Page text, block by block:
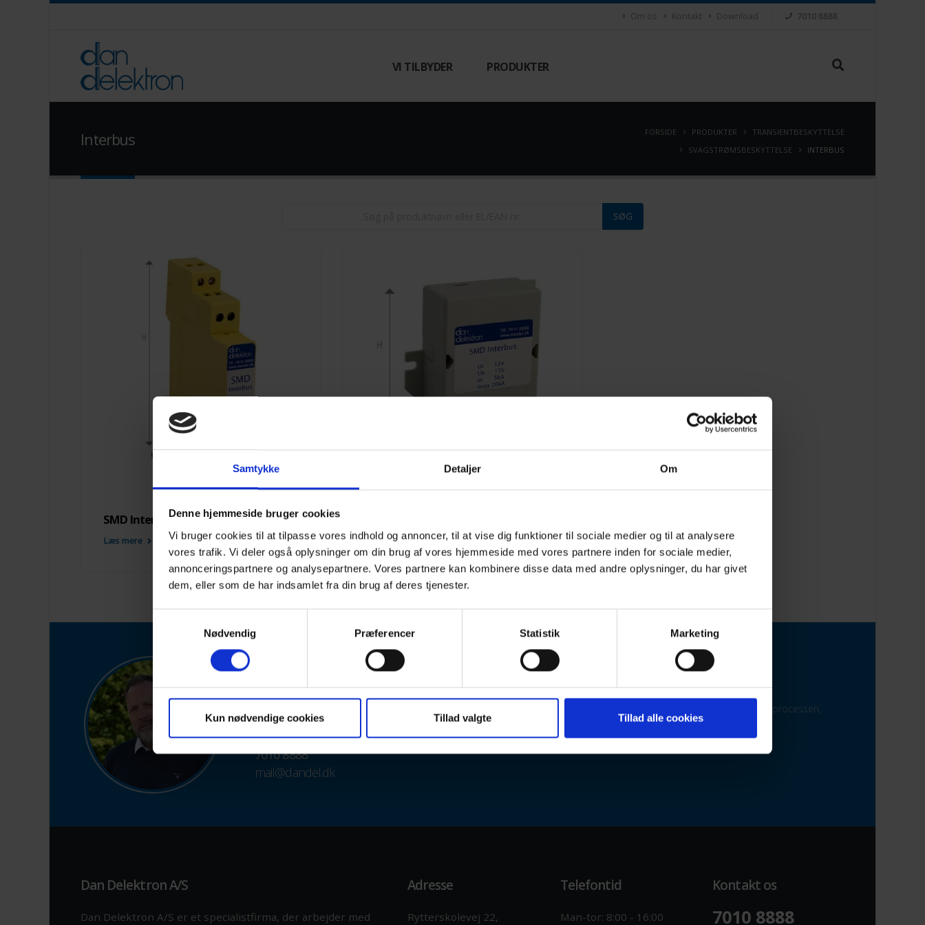
Samtykke Detaljer Om
Denne hjemmeside bruger cookies
Vi bruger cookies til at tilpasse vores indhold og annoncer, til at vise dig funktioner til sociale medier og til at analysere
vores trafik. Vi deler også oplysninger om din brug af vores hjemmeside med vores partnere inden for sociale medier,
annonceringspartnere og analysepartnere. Vores partnere kan kombinere disse data med andre oplysninger, du har givet
dem, eller som de har indsamlet fra din brug af deres tjenester.
Nødvendig
Præferencer Statistik Marketing
Kun nødvendige cookies Tillad valgte Tillad alle cookies
Om os Kontakt Download 7010 8888
VI TILBYDER PRODUKTER
Interbus FORSIDE PRODUKTER
TRANSIENTBESKYTTELSE
SVAGSTRØMSBESKYTTELSE
INTERBUS
SØG
SMD Interbus DIN
Læs mere Læs mere
udfordring
Vi leverer rådgivning, montage, konsulentydelser, projektløsninger samt eftersyn og vedligehold over hele landet.
Har du en opgave, et udbud, spørgsmål, søger projekteringsbistand så kontakt os. Uanset hvornår vi kommer med i processen,
så er vi på løsningsholdet.
7010 8888
mail@dandel.dk
Dan Delektron A/S
Dan Delektron A/S er et specialistfirma, der arbejder med
Adresse
Rytterskolevej 22,
Telefontid
Man-tor: 8:00 - 16:00
Kontakt os
7010 8888